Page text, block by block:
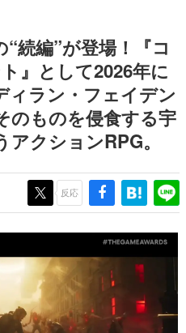
受けた作家さんに取材し、ゲームが
やカルチャーに与えた影響を探る企
ム産業史
史における主要なトピック・タイト
発者へのインタビューや識者による
歴史が一望できる決定版！
ームクリエイターの青春〜
界レポートマンガです。
白い？
かしていく、硬派で骨太な評論連載
本語
ラスボス」… ゲームにまつわる言葉
、コンピューター文化史研究家・タ
。
続編”が登場！『コ
』として2026年に
ィラン・フェイデン
のものを侵食する宇
クションRPG。
反応